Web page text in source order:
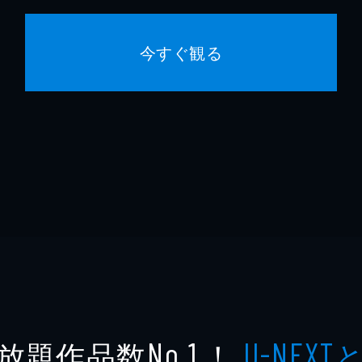
今すぐ観る